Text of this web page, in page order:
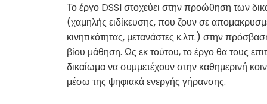
Το έργο DSSI στοχεύει στην προώθηση των
(χαμηλής ειδίκευσης, που ζουν σε
κινητικότητας, μετανάστες κ.λπ.) στην
βίου μάθηση. Ως εκ τούτου, το έργο θα τους
δικαίωμα να συμμετέχουν στην καθημερινή
μέσω της ψηφιακά ενεργής γήρανσης.